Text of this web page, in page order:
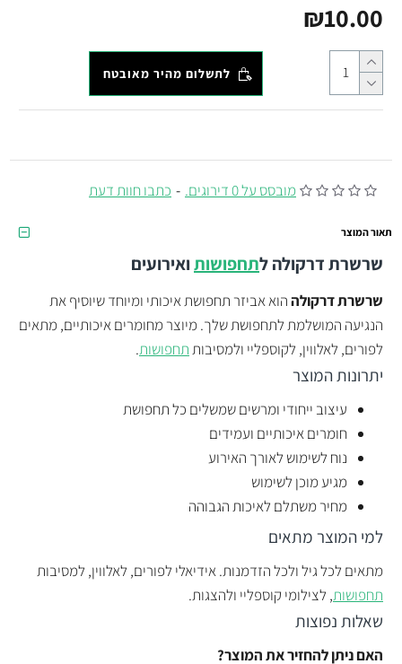
מובסס על 0 דירוגים. - כתבו חוות דעת
₪10.00
לתשלום מהיר מאובטח
תאור המוצר
שרשרת דרקולהלתחפושותואירועים
שרשרת דרקולההוא אביזר תחפושת איכותי ומיוחד שיוסיף את
הנגיעה המושלמת לתחפושת שלך. מיוצר מחומרים איכותיים, מתאים
לפורים, לאלווין, לקוספליי ולמסיבותתחפושות.
יתרונות המוצר
עיצוב ייחודי ומרשים שמשלים כל תחפושת
חומרים איכותיים ועמידים
נוח לשימוש לאורך האירוע
מגיע מוכן לשימוש
מחיר משתלם לאיכות הגבוהה
למי המוצר מתאים
מתאים לכל גיל ולכל הזדמנות. אידיאלי לפורים, לאלווין, למסיבות
תחפושות, לצילומי קוספליי ולהצגות.
שאלות נפוצות
האם ניתן להחזיר את המוצר?